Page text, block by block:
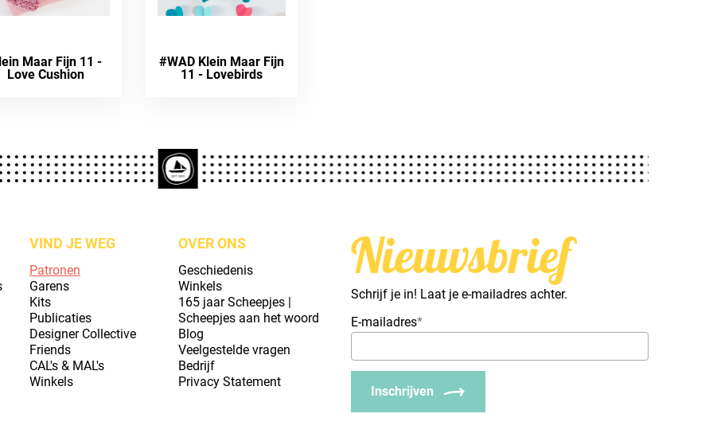
Maar Fijn 11 -
Love Cushion
#WAD Klein Maar Fijn
11 - Lovebirds
VIND JE WEG
Patronen
Garens
Kits
Publicaties
Designer Collective
Friends
CAL's & MAL's
Winkels
OVER ONS
Geschiedenis
Winkels
165 jaar Scheepjes |
Scheepjes aan het woord
Blog
Veelgestelde vragen
Bedrijf
Privacy Statement
Nieuwsbrief
Schrijf je in! Laat je e-mailadres achter.
E-mailadres*
Inschrijven